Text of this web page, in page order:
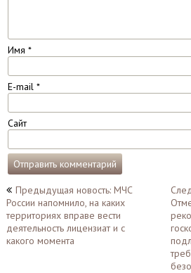
Имя *
E-mail *
Сайт
Навигация
по
записям
Предыдущая новость: МЧС
России напомнило, на каких
территориях вправе вести
деятельность лицензиат и с
какого момента